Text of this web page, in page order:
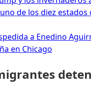
de los diez
a Enedino
en Chicago